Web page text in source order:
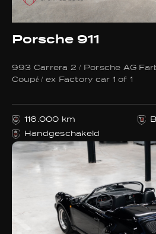
Porsche 911
993 Carrera 2 / Porsche AG
Coupé / ex Factory car 1 of 1
116.000 km
Handgeschakeld